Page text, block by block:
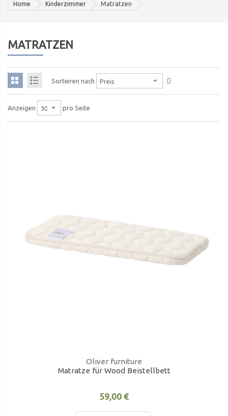
Home Kinderzimmer Matratzen
MATRATZEN
Sortieren nach
Anzeigen pro Seite
Oliver furniture
Matratze für Wood Beistellbett
59,00 €